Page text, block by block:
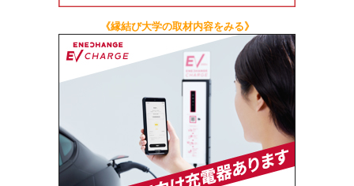
《縁結び大学の取材内容をみる》